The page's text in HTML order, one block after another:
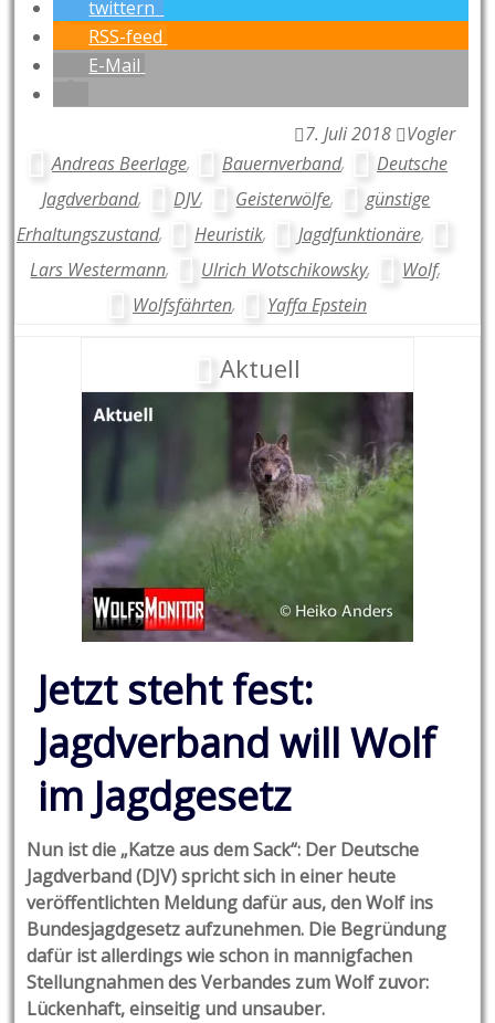
twittern
RSS-feed
E-Mail
7. Juli 2018
Vogler
Andreas Beerlage, Bauernverband,
Deutsche
Jagdverband, DJV, Geisterwölfe,
günstige
Erhaltungszustand, Heuristik, Jagdfunktionäre,
Lars Westermann, Ulrich Wotschikowsky, Wolf,
Wolfsfährten, Yaffa Epstein
Aktuell
Jetzt steht fest:
Jagdverband will Wolf
im Jagdgesetz
Nun ist die „Katze aus dem Sack“: Der Deutsche
Jagdverband (DJV) spricht sich in einer heute
veröffentlichten Meldung dafür aus, den Wolf ins
Bundesjagdgesetz aufzunehmen. Die Begründung
dafür ist allerdings wie schon in mannigfachen
Stellungnahmen des Verbandes zum Wolf zuvor:
Lückenhaft, einseitig und unsauber.